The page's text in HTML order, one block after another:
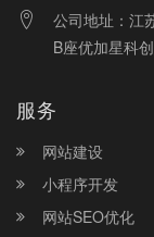
公司地址：江
B座优加星科
服务
网站建设
小程序开发
网站SEO优化